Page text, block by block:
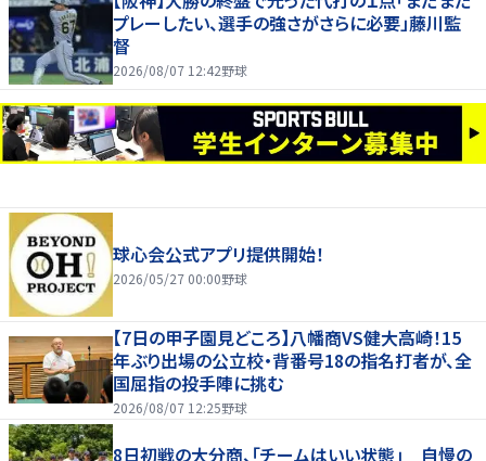
プレーしたい、選手の強さがさらに必要」藤川監
督
2026/08/07 12:42野球
球心会公式アプリ提供開始！
2026/05/27 00:00野球
【7日の甲子園見どころ】八幡商VS健大高崎！15
年ぶり出場の公立校・背番号18の指名打者が、全
国屈指の投手陣に挑む
2026/08/07 12:25野球
8日初戦の大分商、「チームはいい状態」 自慢の